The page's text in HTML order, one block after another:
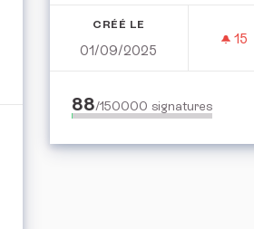
CRÉÉ LE
01/09/2025
15
88/150000 signatures